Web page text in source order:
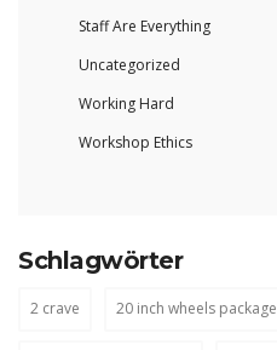
Staff Are Everything
Uncategorized
Working Hard
Workshop Ethics
Schlagwörter
2 crave 20 inch wheels package